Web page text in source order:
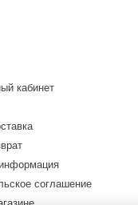
кабинет
соглашение